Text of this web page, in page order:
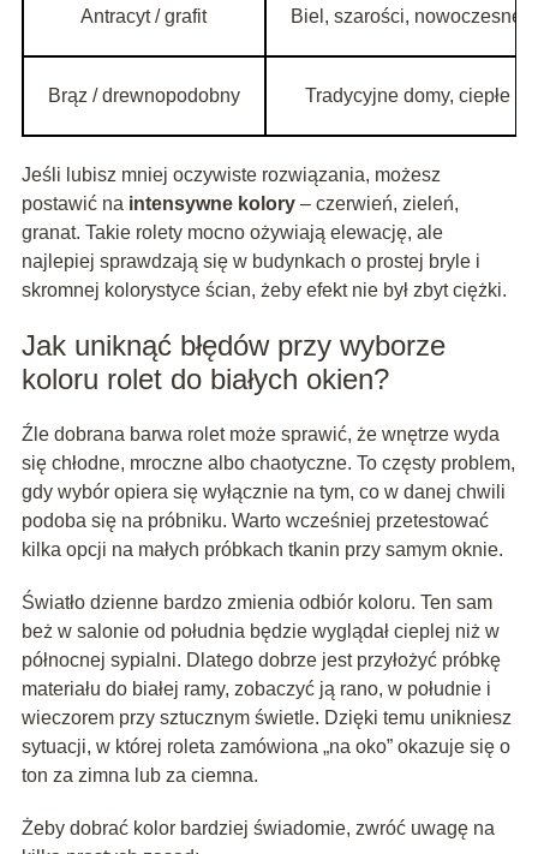
Antracyt / grafit Biel, szarości, nowoczesne
Brąz / drewnopodobny Tradycyjne domy, ciepłe
Jeśli lubisz mniej oczywiste rozwiązania, możesz
postawić na intensywne kolory– czerwień, zieleń,
granat. Takie rolety mocno ożywiają elewację, ale
najlepiej sprawdzają się w budynkach o prostej bryle i
skromnej kolorystyce ścian, żeby efekt nie był zbyt ciężki.
Jak uniknąć błędów przy wyborze
koloru rolet do białych okien?
Źle dobrana barwa rolet może sprawić, że wnętrze wyda
się chłodne, mroczne albo chaotyczne. To częsty problem,
gdy wybór opiera się wyłącznie na tym, co w danej chwili
podoba się na próbniku. Warto wcześniej przetestować
kilka opcji na małych próbkach tkanin przy samym oknie.
Światło dzienne bardzo zmienia odbiór koloru. Ten sam
beż w salonie od południa będzie wyglądał cieplej niż w
północnej sypialni. Dlatego dobrze jest przyłożyć próbkę
materiału do białej ramy, zobaczyć ją rano, w południe i
wieczorem przy sztucznym świetle. Dzięki temu unikniesz
sytuacji, w której roleta zamówiona „na oko” okazuje się o
ton za zimna lub za ciemna.
Żeby dobrać kolor bardziej świadomie, zwróć uwagę na